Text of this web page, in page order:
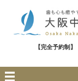
【完全予約制】